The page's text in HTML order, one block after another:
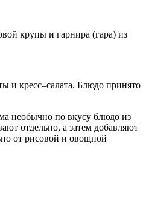
крупы и гарнира (гара) из
и кресс–салата. Блюдо принято
необычно по вкусу блюдо из
отдельно, а затем добавляют
от рисовой и овощной